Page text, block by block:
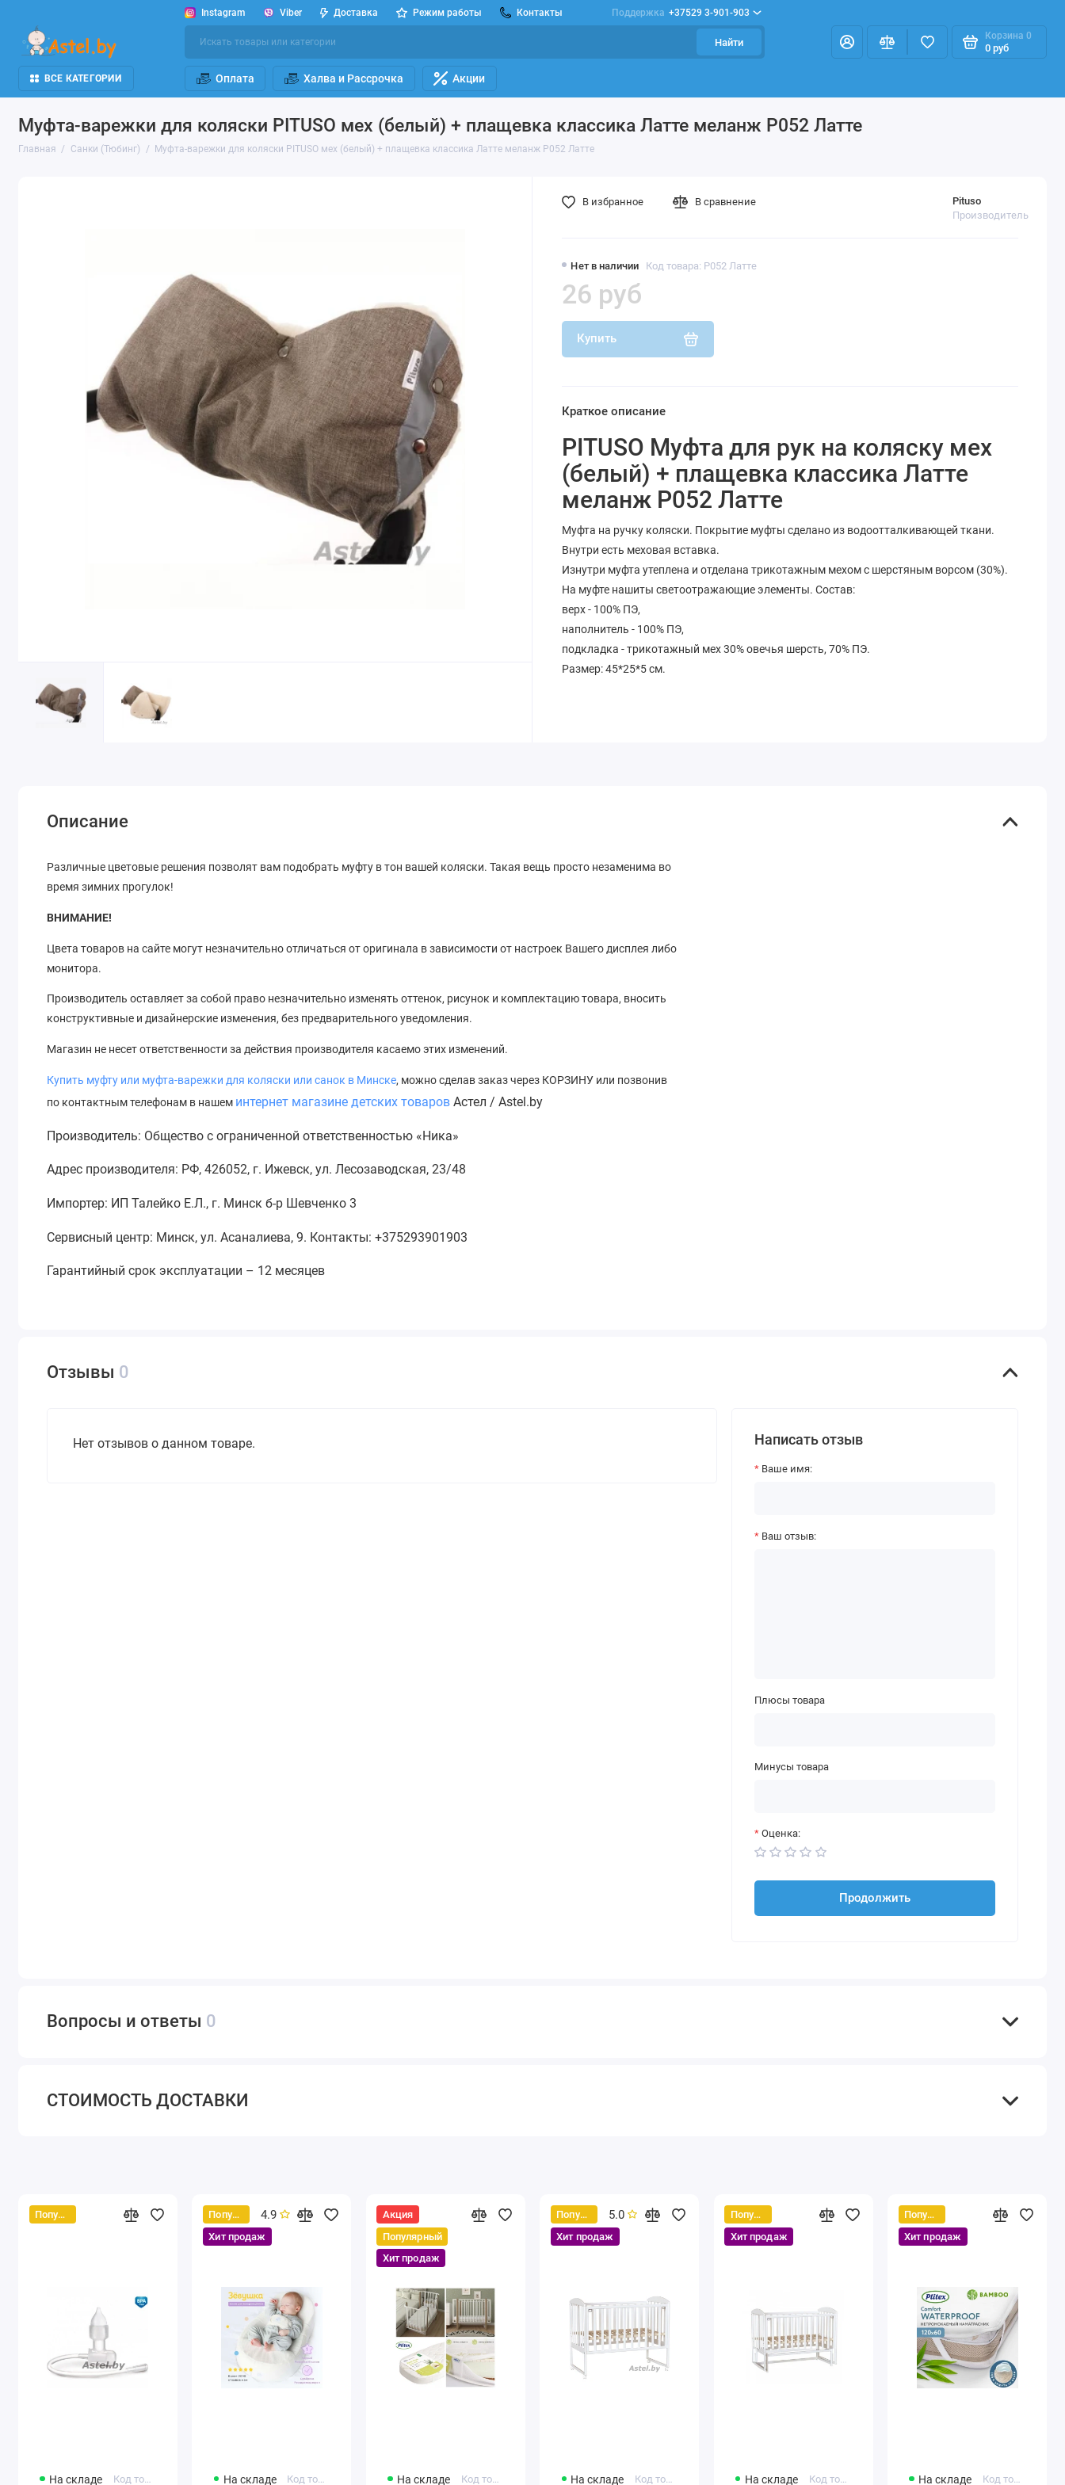
Instagram Viber Доставка Режим работы Контакты Поддержка +37529 3-901-903
Найти
Корзина 0
0 руб
ВСЕ КАТЕГОРИИ Оплата Халва и Рассрочка Акции
Муфта-варежки для коляски PITUSO мех (белый) + плащевка классика Латте меланж Р052 Латте
Главная Санки (Тюбинг) Муфта-варежки для коляски PITUSO мех (белый) + плащевка классика Латте меланж Р052 Латте
Нет в наличии Код товара: Р052 Латте
Pituso
Производитель
26 руб
Купить
В избранное В сравнение
Краткое описание
PITUSO Муфта для рук на коляску мех
(белый) + плащевка классика Латте
меланж Р052 Латте
Муфта на ручку коляски. Покрытие муфты сделано из водоотталкивающей ткани.
Внутри есть меховая вставка.
Изнутри муфта утеплена и отделана трикотажным мехом с шерстяным ворсом (30%).
На муфте нашиты светоотражающие элементы. Состав:
верх - 100% ПЭ,
наполнитель - 100% ПЭ,
подкладка - трикотажный мех 30% овечья шерсть, 70% ПЭ.
Размер: 45*25*5 см.
Описание
Различные цветовые решения позволят вам подобрать муфту в тон вашей коляски.Такая вещь просто незаменима во
время зимних прогулок!
ВНИМАНИЕ!
Цвета товаров на сайте могут незначительно отличаться от оригинала в зависимости от настроек Вашего дисплея либо
монитора.
Производитель оставляет за собой право незначительно изменять оттенок, рисунок и комплектацию товара, вносить
конструктивные и дизайнерские изменения, без предварительного уведомления.
Магазин не несет ответственности за действия производителя касаемо этих изменений.
Купить муфту или муфта-варежки для коляски или санок в Минске, можно сделав заказ через КОРЗИНУ или позвонив
по контактным телефонам в нашем интернет магазине детских товаров Астел / Astel.by
Производитель: Общество с ограниченной ответственностью «Ника»
Адрес производителя: РФ, 426052, г. Ижевск, ул. Лесозаводская, 23/48
Импортер: ИП Талейко Е.Л., г. Минск б-р Шевченко 3
Сервисный центр: Минск, ул. Асаналиева, 9. Контакты: +375293901903
Гарантийный срок эксплуатации – 12 месяцев
Отзывы 0
Нет отзывов о данном товаре. Написать отзыв
Ваше имя:
Ваш отзыв:
Плюсы товара
Минусы товара
Оценка:
Продолжить
Вопросы и ответы 0
СТОИМОСТЬ ДОСТАВКИ
Популярный
На складе Код товара: 56/007
Популярный
Хит продаж
4.9
На складе Код товара: 0001
Акция
Популярный
Хит продаж
На складе Код товара: 4650259584965
Популярный
Хит продаж
5.0
На складе Код товара: F002-01
Популярный
Хит продаж
На складе Код товара: 431384246-12321
Популярный
Хит продаж
На складе Код товара: 4811599005859